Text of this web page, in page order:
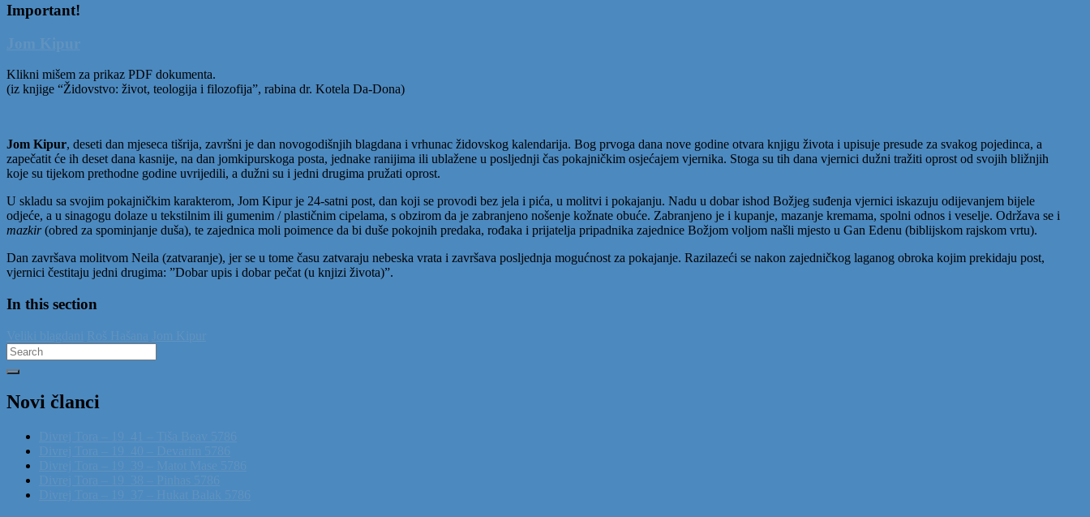
Important!
Klikni mišem za prikaz PDF dokumenta.
(iz knjige “Židovstvo: život, teologija i filozofija”, rabina dr. Kotela Da-Dona)
Jom Kipur, deseti dan mjeseca tišrija, završni je dan novogodišnjih blagdana i vrhunac židovskog kalendarija. Bog prvoga dana nove godine otvara knjigu života i upisuje presude za svakog pojedinca, a
zapečatit će ih deset dana kasnije, na dan jomkipurskoga posta, jednake ranijima ili ublažene u posljednji čas pokajničkim osjećajem vjernika. Stoga su tih dana vjernici dužni tražiti oprost od svojih bližnjih
koje su tijekom prethodne godine uvrijedili, a dužni su i jedni drugima pružati oprost.
U skladu sa svojim pokajničkim karakterom, Jom Kipur je 24-satni post, dan koji se provodi bez jela i pića, u molitvi i pokajanju. Nadu u dobar ishod Božjeg suđenja vjernici iskazuju odijevanjem bijele
odjeće, a u sinagogu dolaze u tekstilnim ili gumenim / plastičnim cipelama, s obzirom da je zabranjeno nošenje kožnate obuće. Zabranjeno je i kupanje, mazanje kremama, spolni odnos i veselje. Održava se i
mazkir(obred za spominjanje duša), te zajednica moli poimence da bi duše pokojnih predaka, rođaka i prijatelja pripadnika zajednice Božjom voljom našli mjesto u Gan Edenu (biblijskom rajskom vrtu).
Dan završava molitvom Neila (zatvaranje), jer se u tome času zatvaraju nebeska vrata i završava posljednja mogućnost za pokajanje. Razilazeći se nakon zajedničkog laganog obroka kojim prekidaju post,
vjernici čestitaju jedni drugima: ”Dobar upis i dobar pečat (u knjizi života)”.
In this section
Search
for:
Novi članci